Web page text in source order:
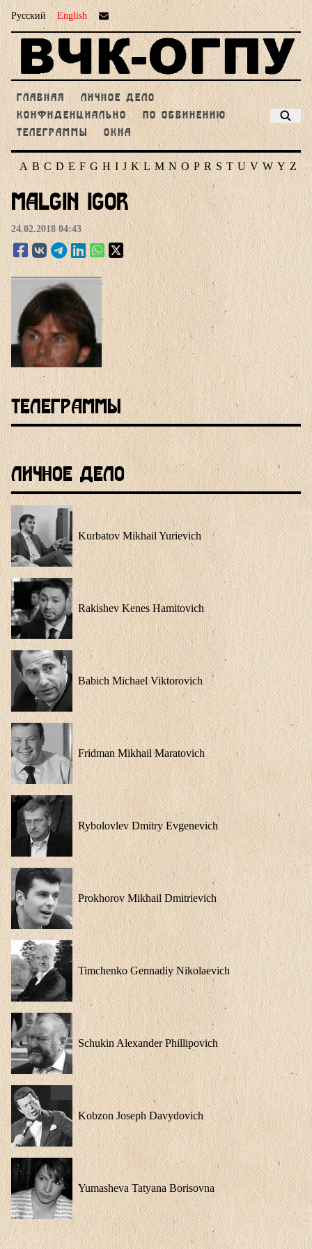
Русский English
ГЛАВНАЯ
ЛИЧНОЕ ДЕЛО
КОНФИДЕНЦИАЛЬНО
ПО ОБВИНЕНИЮ
ТЕЛЕГРАММЫ
ОКНА
A B C D E F G H I J K L M N O P R S T U V W Y Z
Malgin Igor
24.02.2018 04:43
Телеграммы
Личное Дело
Kurbatov Mikhail Yurievich
Rakishev Kenes Hamitovich
Babich Michael Viktorovich
Fridman Mikhail Maratovich
Rybolovlev Dmitry Evgenevich
Prokhorov Mikhail Dmitrievich
Timchenko Gennadiy Nikolaevich
Schukin Alexander Phillipovich
Kobzon Joseph Davydovich
Yumasheva Tatyana Borisovna